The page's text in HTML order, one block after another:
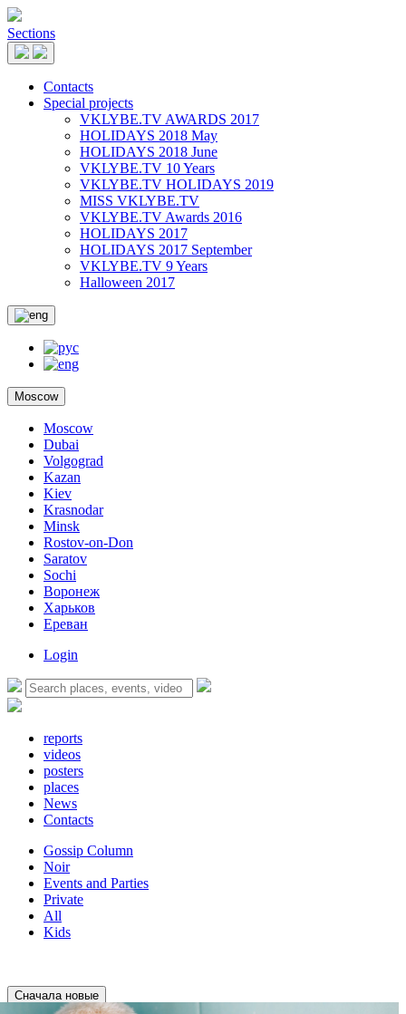
Sections
Contacts
Special projects
VKLYBE.TV AWARDS 2017
HOLIDAYS 2018 May
HOLIDAYS 2018 June
VKLYBE.TV 10 Years
VKLYBE.TV HOLIDAYS 2019
MISS VKLYBE.TV
VKLYBE.TV Awards 2016
HOLIDAYS 2017
HOLIDAYS 2017 September
VKLYBE.TV 9 Years
Halloween 2017
Moscow
Moscow
Dubai
Volgograd
Kazan
Kiev
Krasnodar
Minsk
Rostov-on-Don
Saratov
Sochi
Воронеж
Харьков
Ереван
Login
reports
videos
posters
places
News
Contacts
Gossip Column
Noir
Events and Parties
Private
All
Kids
Сначала новые